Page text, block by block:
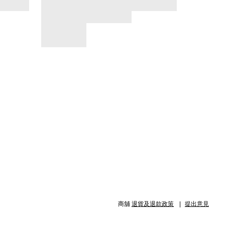
商舖 退貨及退款政策 提出意見